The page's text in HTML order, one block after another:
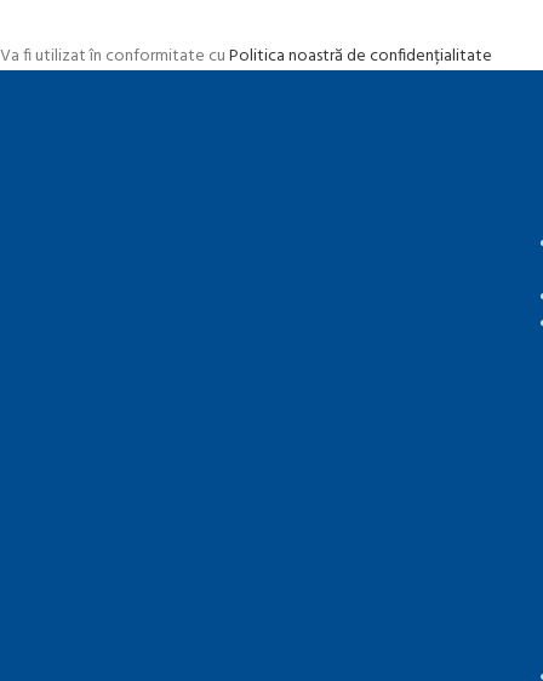
Va fi utilizat în conformitate cuPolitica noastră de confidențialitate